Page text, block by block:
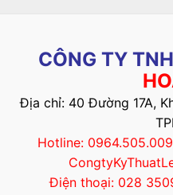
CÔNG TY
Địa chỉ: 40 Đường 17A,
Hotline:
Điện thoại: 028